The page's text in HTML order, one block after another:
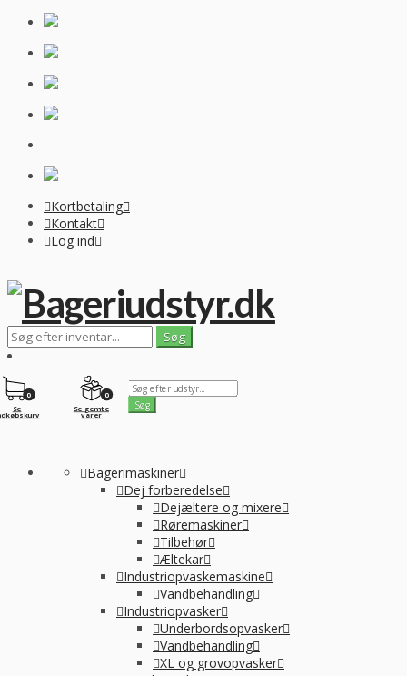
Kortbetaling
Kontakt
Log ind
0
Se gemte
varer
0
Se
Bagerimaskiner
Dej forberedelse
Dejæltere og mixere
Røremaskiner
Tilbehør
Æltekar
Industriopvaskemaskine
Vandbehandling
Industriopvasker
Underbordsopvasker
Vandbehandling
XL og grovopvasker